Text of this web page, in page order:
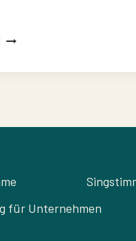
VOCALFLOW-
für Unternehmen